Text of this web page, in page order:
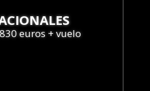
euros + vuelo